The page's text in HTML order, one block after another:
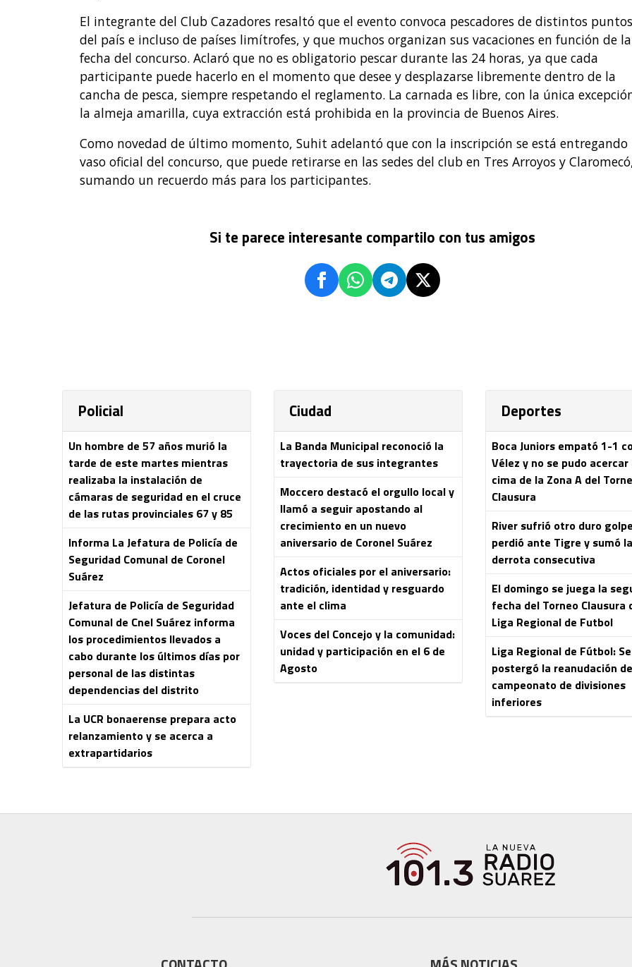
El integrante del Club Cazadores resaltó que el evento convoca pescadores de distintos puntos
del país e incluso de países limítrofes, y que muchos organizan sus vacaciones en función de la
fecha del concurso. Aclaró que no es obligatorio pescar durante las 24 horas, ya que cada
participante puede hacerlo en el momento que desee y desplazarse libremente dentro de la
cancha de pesca, siempre respetando el reglamento. La carnada es libre, con la única
la almeja amarilla, cuya extracción está prohibida en la provincia de Buenos Aires.
Como novedad de último momento, Suhit adelantó que con la inscripción se está entregando
vaso oficial del concurso, que puede retirarse en las sedes del club en Tres Arroyos y
sumando un recuerdo más para los participantes.
Si te parece interesante compartilo con tus amigos
Policial
Un hombre de 57 años murió la
tarde de este martes mientras
realizaba la instalación de
cámaras de seguridad en el cruce
de las rutas provinciales 67 y 85
Informa La Jefatura de Policía de
Seguridad Comunal de Coronel
Suárez
Jefatura de Policía de Seguridad
Comunal de Cnel Suárez informa
los procedimientos llevados a
cabo durante los últimos días por
personal de las distintas
dependencias del distrito
La UCR bonaerense prepara acto
relanzamiento y se acerca a
extrapartidarios
Ciudad
La Banda Municipal reconoció la
trayectoria de sus integrantes
Moccero destacó el orgullo local y
llamó a seguir apostando al
crecimiento en un nuevo
aniversario de Coronel Suárez
Actos oficiales por el aniversario:
tradición, identidad y resguardo
ante el clima
Voces del Concejo y la comunidad:
unidad y participación en el 6 de
Agosto
Deportes
Boca Juniors empató 1-1
Vélez y no se pudo acercar
cima de la Zona A del
Clausura
River sufrió otro duro
perdió ante Tigre y sumó
derrota consecutiva
El domingo se juega la
fecha del Torneo Clausura
Liga Regional de Futbol
Liga Regional de Fútbol: Se
postergó la reanudación
campeonato de divisiones
inferiores